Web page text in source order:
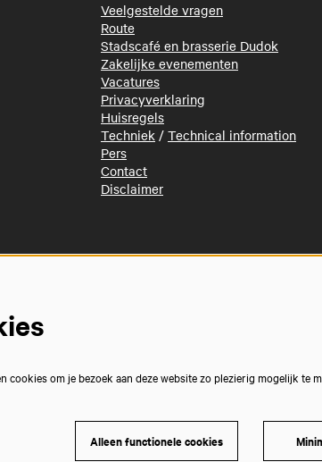
Veelgestelde vragen
Route
Stadscafé en brasserie Dudok
Zakelijke evenementen
Vacatures
Privacyverklaring
Huisregels
Techniek / Technical information
Pers
Contact
Disclaimer
cookies om je bezoek aan deze website zo plezierig mogelijk te
Alleen functionele cookies